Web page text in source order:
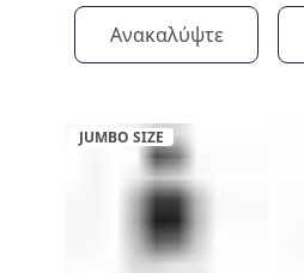
Ανακαλύψτε
JUMBO SIZE